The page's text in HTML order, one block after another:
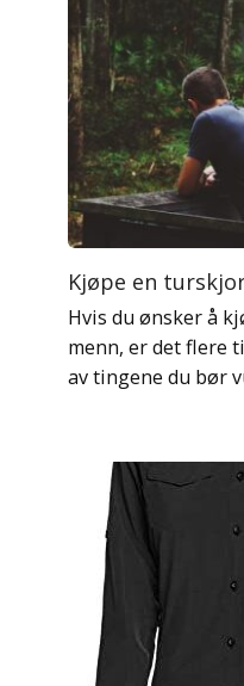
Kjøpe en
Hvis du ønsker å
menn, er det flere
av tingene du bør